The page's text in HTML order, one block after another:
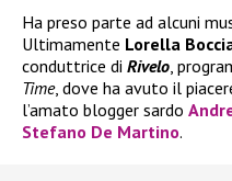
Ha preso parte ad alcuni
Ultimamente Lorella
conduttrice di Rivelo,
Time, dove ha avuto il
l’amato blogger sardo
Stefano De Martino.